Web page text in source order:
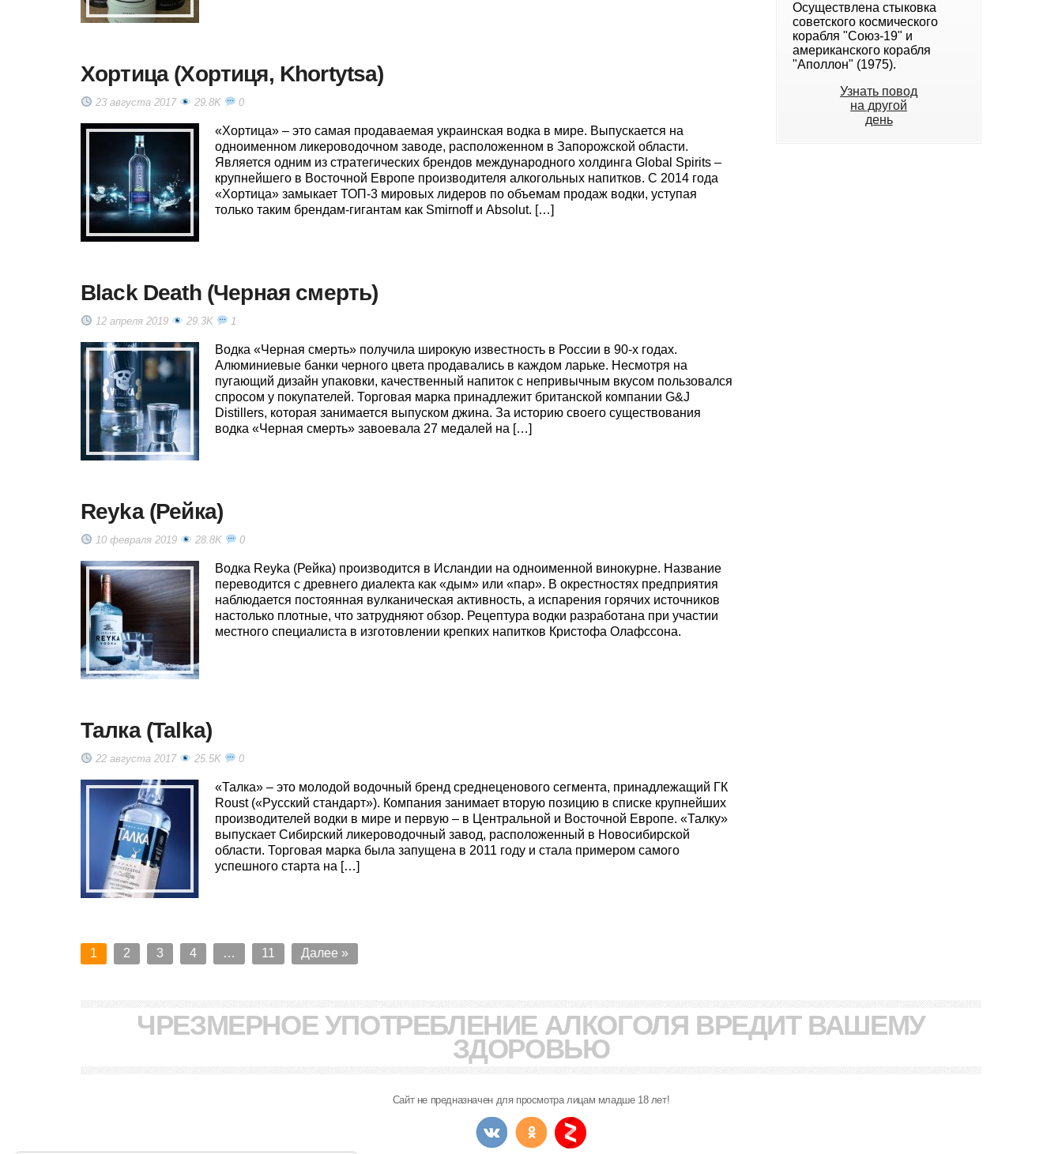
Хортица (Хортиця, Khortytsa)
23 августа 2017 29.8K 0
«Хортица» – это самая продаваемая украинская водка в мире. Выпускается на
одноименном ликероводочном заводе, расположенном в Запорожской области.
Является одним из стратегических брендов международного холдинга Global Spirits –
крупнейшего в Восточной Европе производителя алкогольных напитков. С 2014 года
«Хортица» замыкает ТОП-3 мировых лидеров по объемам продаж водки, уступая
только таким брендам-гигантам как Smirnoff и Absolut. […]
Black Death (Черная смерть)
12 апреля 2019 29.3K 1
Водка «Черная смерть» получила широкую известность в России в 90-х годах.
Алюминиевые банки черного цвета продавались в каждом ларьке. Несмотря на
пугающий дизайн упаковки, качественный напиток с непривычным вкусом пользовался
спросом у покупателей. Торговая марка принадлежит британской компании G&J
Distillers, которая занимается выпуском джина. За историю своего существования
водка «Черная смерть» завоевала 27 медалей на […]
Reyka (Рейка)
10 февраля 2019 28.8K 0
Водка Reyka (Рейка) производится в Исландии на одноименной винокурне. Название
переводится с древнего диалекта как «дым» или «пар». В окрестностях предприятия
наблюдается постоянная вулканическая активность, а испарения горячих источников
настолько плотные, что затрудняют обзор. Рецептура водки разработана при участии
местного специалиста в изготовлении крепких напитков Кристофа Олафссона.
Талка (Talka)
22 августа 2017 25.5K 0
«Талка» – это молодой водочный бренд среднеценового сегмента, принадлежащий ГК
Roust («Русский стандарт»). Компания занимает вторую позицию в списке крупнейших
производителей водки в мире и первую – в Центральной и Восточной Европе. «Талку»
выпускает Сибирский ликероводочный завод, расположенный в Новосибирской
области. Торговая марка была запущена в 2011 году и стала примером самого
успешного старта на […]
1 2 3 4 … 11 Далее »
Осуществлена стыковка
советского космического
корабля "Союз-19" и
американского корабля
"Аполлон" (1975).
Узнать повод
на другой
день
ЧРЕЗМЕРНОЕ УПОТРЕБЛЕНИЕ АЛКОГОЛЯ ВРЕДИТ ВАШЕМУ
ЗДОРОВЬЮ
Сайт не предназначен для просмотра лицам младше 18 лет!